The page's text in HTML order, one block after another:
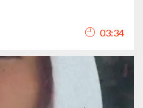
03:34